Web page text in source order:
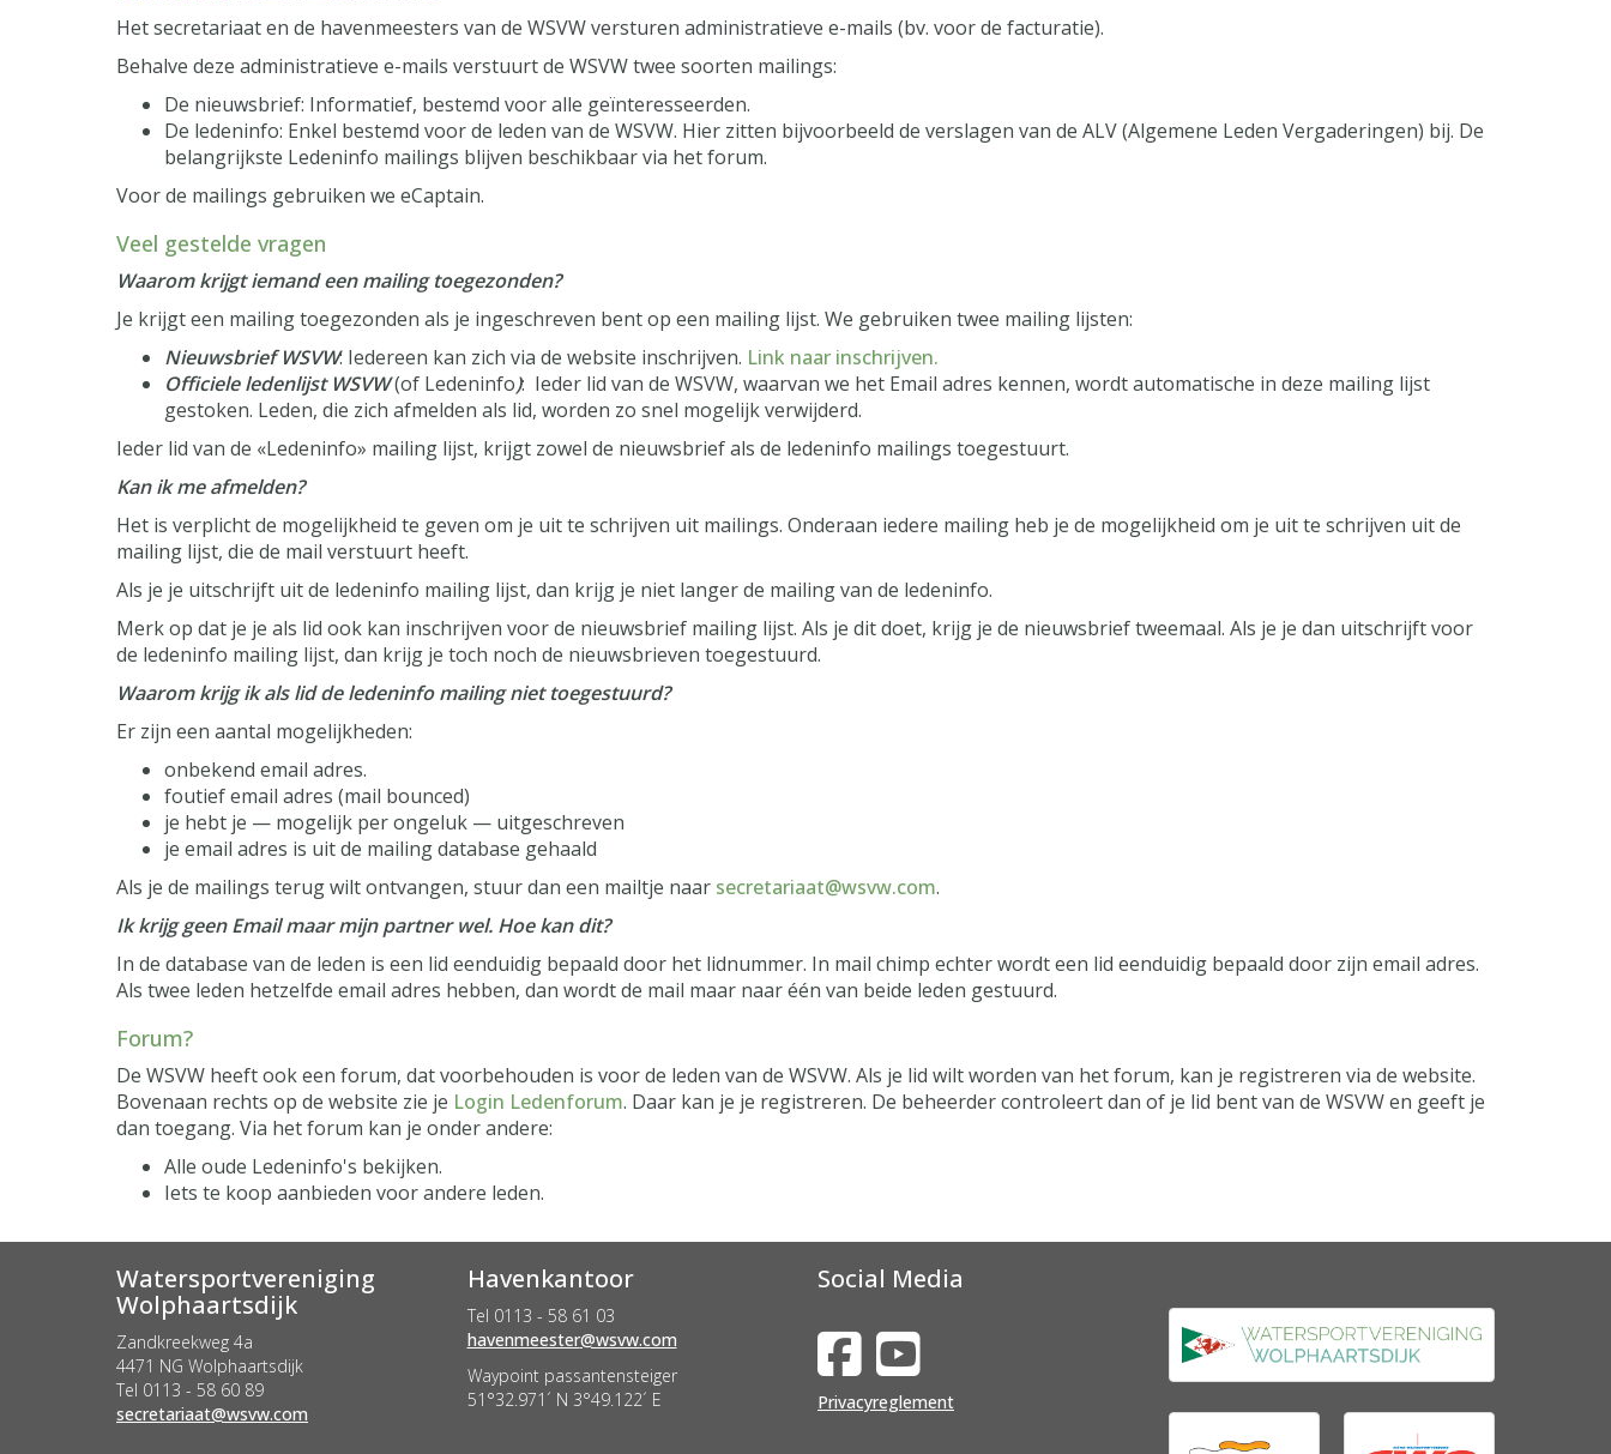
Het secretariaat en de havenmeesters van de WSVW versturen administratieve e-mails (bv. voor de facturatie).
Behalve deze administratieve e-mails verstuurt de WSVW twee soorten mailings:
De nieuwsbrief: Informatief, bestemd voor alle geïnteresseerden.
De ledeninfo: Enkel bestemd voor de leden van de WSVW. Hier zitten bijvoorbeeld de verslagen van de ALV (Algemene Leden Vergaderingen) bij. De
belangrijkste Ledeninfo mailings blijven beschikbaar via het forum.
Voor de mailings gebruiken we eCaptain.
Veel gestelde vragen
Waarom krijgt iemand een mailing toegezonden?
Je krijgt een mailing toegezonden als je ingeschreven bent op een mailing lijst. We gebruiken twee mailing lijsten:
Nieuwsbrief WSVW: Iedereen kan zich via de website inschrijven. Link naar inschrijven.
Officiele ledenlijst WSVW(of Ledeninfo): Ieder lid van de WSVW, waarvan we het Email adres kennen, wordt automatische in deze mailing lijst
gestoken. Leden, die zich afmelden als lid, worden zo snel mogelijk verwijderd.
Ieder lid van de «Ledeninfo» mailing lijst, krijgt zowel de nieuwsbrief als de ledeninfo mailings toegestuurt.
Kan ik me afmelden?
Het is verplicht de mogelijkheid te geven om je uit te schrijven uit mailings. Onderaan iedere mailing heb je de mogelijkheid om je uit te schrijven uit de
mailing lijst, die de mail verstuurt heeft.
Als je je uitschrijft uit de ledeninfo mailing lijst, dan krijg je niet langer de mailing van de ledeninfo.
Merk op dat je je als lid ook kan inschrijven voor de nieuwsbrief mailing lijst. Als je dit doet, krijg je de nieuwsbrief tweemaal. Als je je dan uitschrijft voor
de ledeninfo mailing lijst, dan krijg je toch noch de nieuwsbrieven toegestuurd.
Waarom krijg ik als lid de ledeninfo mailing niet toegestuurd?
Er zijn een aantal mogelijkheden:
onbekend email adres.
foutief email adres (mail bounced)
je hebt je — mogelijk per ongeluk — uitgeschreven
je email adres is uit de mailing database gehaald
Als je de mailings terug wilt ontvangen, stuur dan een mailtje naar taairaterces@wsvw.com.
Ik krijg geen Email maar mijn partner wel. Hoe kan dit?
In de database van de leden is een lid eenduidig bepaald door het lidnummer. In mail chimp echter wordt een lid eenduidig bepaald door zijn email adres.
Als twee leden hetzelfde email adres hebben, dan wordt de mail maar naar één van beide leden gestuurd.
Forum?
De WSVW heeft ook een forum, dat voorbehouden is voor de leden van de WSVW. Als je lid wilt worden van het forum, kan je registreren via de website.
Bovenaan rechts op de website zie je Login Ledenforum. Daar kan je je registreren. De beheerder controleert dan of je lid bent van de WSVW en geeft je
dan toegang. Via het forum kan je onder andere:
Alle oude Ledeninfo's bekijken.
Iets te koop aanbieden voor andere leden.
Watersportvereniging
Wolphaartsdijk
Zandkreekweg 4a
4471 NG Wolphaartsdijk
Tel 0113 - 58 60 89
taairaterces@wsvw.com
Havenkantoor
Tel 0113 - 58 61 03
retseemnevah@wsvw.com
Waypoint passantensteiger
51°32.971´ N 3°49.122´ E
Social Media
Privacyreglement